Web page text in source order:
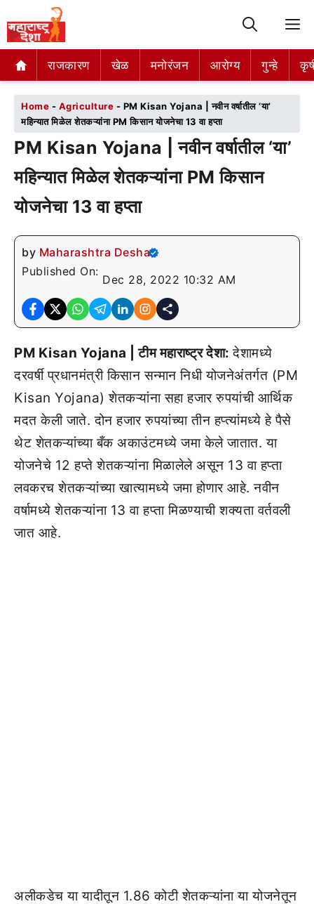
राजकारण खेळ मनोरंजन आरोग्य गुन्हे
राजकारण खेळ मनोरंजन आरोग्य गुन्हे
Home - Agriculture - PM Kisan Yojana | नवीन वर्षातील ‘या’
महिन्यात मिळेल शेतकऱ्यांना PM किसान योजनेचा 13 वा हप्ता
PM Kisan Yojana | नवीन वर्षातील ‘या’
महिन्यात मिळेल शेतकऱ्यांना PM किसान
योजनेचा 13 वा हप्ता
by Maharashtra Desha
Published On:
Dec 28, 2022 10:32 AM
PM Kisan Yojana | टीम महाराष्ट्र देशा:देशामध्ये
दरवर्षी प्रधानमंत्री किसान सन्मान निधी योजनेअंतर्गत (PM
Kisan Yojana) शेतकऱ्यांना सहा हजार रुपयांची आर्थिक
मदत केली जाते. दोन हजार रुपयांच्या तीन हप्त्यांमध्ये हे पैसे
थेट शेतकऱ्यांच्या बँक अकाउंटमध्ये जमा केले जातात. या
योजनेचे 12 हप्ते शेतकऱ्यांना मिळालेले असून 13 वा हप्ता
लवकरच शेतकऱ्यांच्या खात्यामध्ये जमा होणार आहे. नवीन
वर्षामध्ये शेतकऱ्यांना 13 वा हप्ता मिळण्याची शक्यता वर्तवली
जात आहे.
अलीकडेच या यादीतून 1.86 कोटी शेतकऱ्यांना या योजनेतून